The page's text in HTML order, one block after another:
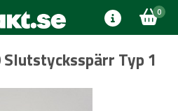
0
Typ 1